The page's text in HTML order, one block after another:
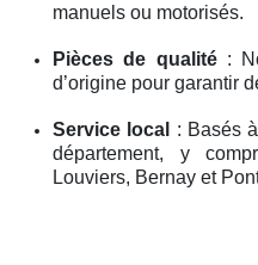
manuels ou motorisés.
Pièces de qualité:
d’origine pour garantir
Service local
: Basés
département, y
Louviers, Bernay et